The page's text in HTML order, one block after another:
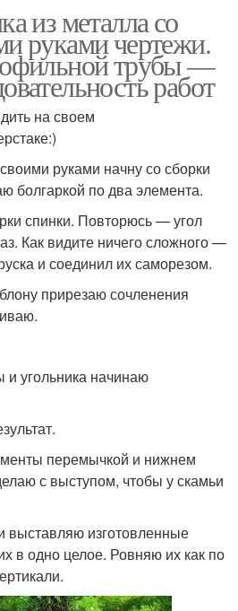
из металла со
руками чертежи.
трубы —
работ
на своем
руками начну со сборки
болгаркой по два элемента.
спинки. Повторюсь — угол
Как видите ничего сложного —
и соединил их саморезом.
прирезаю сочленения
угольника начинаю
перемычкой и нижнем
с выступом, чтобы у скамьи
выставляю изготовленные
в одно целое. Ровняю их как по